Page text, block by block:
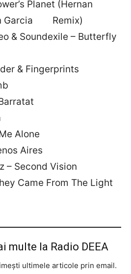
Planet (Hernan
Garcia Remix)
& Soundexile – Butterfly
& Fingerprints
Alone
Aires
– Second Vision
Came From The Light
multe la Radio DEEA
ultimele articole prin email.